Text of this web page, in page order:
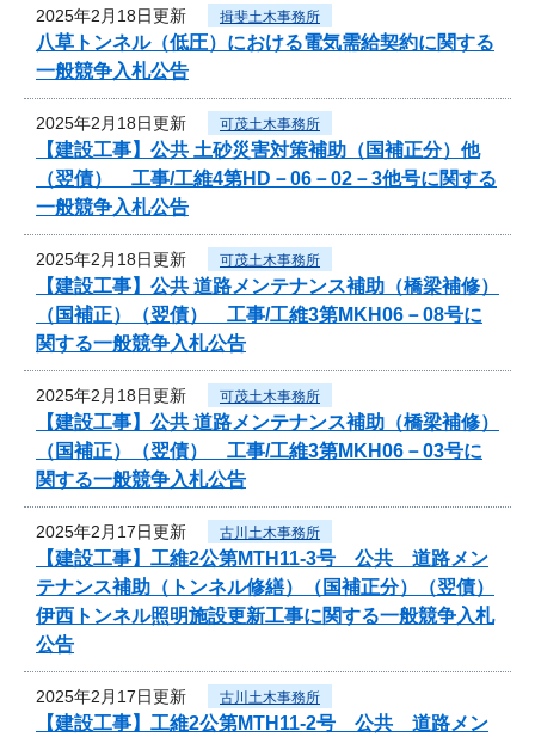
2025年2月18日更新 揖斐土木事務所
八草トンネル（低圧）における電気需給契約に関する
一般競争入札公告
2025年2月18日更新 可茂土木事務所
【建設工事】公共 土砂災害対策補助（国補正分）他
（翌債） 工事/工維4第HD－06－02－3他号に関する
一般競争入札公告
2025年2月18日更新 可茂土木事務所
【建設工事】公共 道路メンテナンス補助（橋梁補修）
（国補正）（翌債） 工事/工維3第MKH06－08号に
関する一般競争入札公告
2025年2月18日更新 可茂土木事務所
【建設工事】公共 道路メンテナンス補助（橋梁補修）
（国補正）（翌債） 工事/工維3第MKH06－03号に
関する一般競争入札公告
2025年2月17日更新 古川土木事務所
【建設工事】工維2公第MTH11-3号 公共 道路メン
テナンス補助（トンネル修繕）（国補正分）（翌債）
伊西トンネル照明施設更新工事に関する一般競争入札
公告
2025年2月17日更新 古川土木事務所
【建設工事】工維2公第MTH11-2号 公共 道路メン